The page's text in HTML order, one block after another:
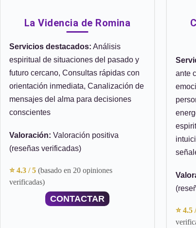
La Videncia de Romina
Servicios destacados: Análisis
espiritual de situaciones del pasado y
futuro cercano, Consultas rápidas con
orientación inmediata, Canalización de
mensajes del alma para decisiones
conscientes
Valoración: Valoración positiva
(reseñas verificadas)
⭐ 4.3 / 5 (basado en 20 opiniones
verificadas)
CONTACTAR
ante
⭐ 4.5